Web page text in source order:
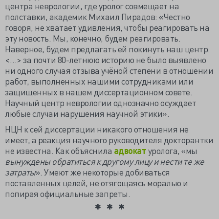
центра неврологии, где уролог совмещает на
полставки, академик Михаил Пирадов: «Честно
говоря, не хватает удивления, чтобы реагировать на
эту новость. Мы, конечно, будем реагировать.
Наверное, будем предлагать ей покинуть наш центр.
<…> за почти 80-летнюю историю не было выявлено
ни одного случая отзыва учёной степени в отношении
работ, выполненных нашими сотрудниками или
защищенных в нашем диссертационном совете.
Научный центр неврологии однозначно осуждает
любые случаи нарушения научной этики».
НЦН к сей диссертации никакого отношения не
имеет, а реакция научного руководителя докторантки
не известна. Как объяснила адвокатуролога, «мы
вынуждены обратиться к другому лицу и нести те же
затраты». Умеют же некоторые добиваться
поставленных целей, не отягощаясь моралью и
попирая официальные запреты.